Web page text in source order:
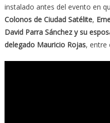
instalado antes del evento en
Colonos de Ciudad Satélite,
David Parra Sánchez y su
delegado Mauricio Rojas, entre